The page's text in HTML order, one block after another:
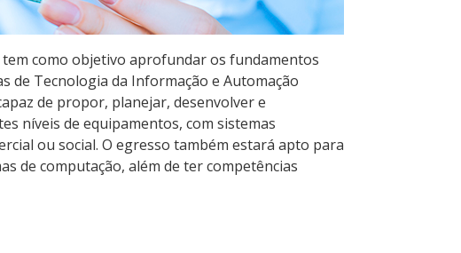
tem como objetivo aprofundar os fundamentos
de Tecnologia da Informação e Automação
de propor, planejar, desenvolver e
níveis de equipamentos, com sistemas
ou social. O egresso também estará apto para
de computação, além de ter competências